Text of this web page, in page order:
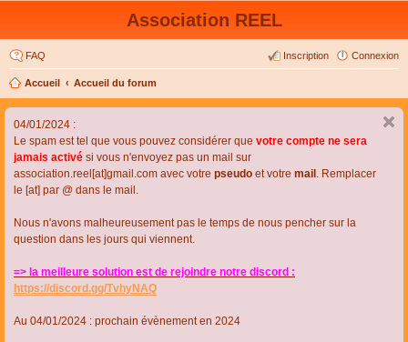
Association REEL
FAQ Connexion
Inscription
Accueil Accueil du forum
04/01/2024 :
Le spam est tel que vous pouvez considérer que votre compte ne sera
jamais activé si vous n'envoyez pas un mail sur
association.reel[at]gmail.com avec votre pseudo et votre mail . Remplacer
le [at] par @ dans le mail.
Nous n'avons malheureusement pas le temps de nous pencher sur la
question dans les jours qui viennent.
=> la meilleure solution est de rejoindre notre discord :
https://discord.gg/TvhyNAQ
Au 04/01/2024 : prochain évènement en 2024